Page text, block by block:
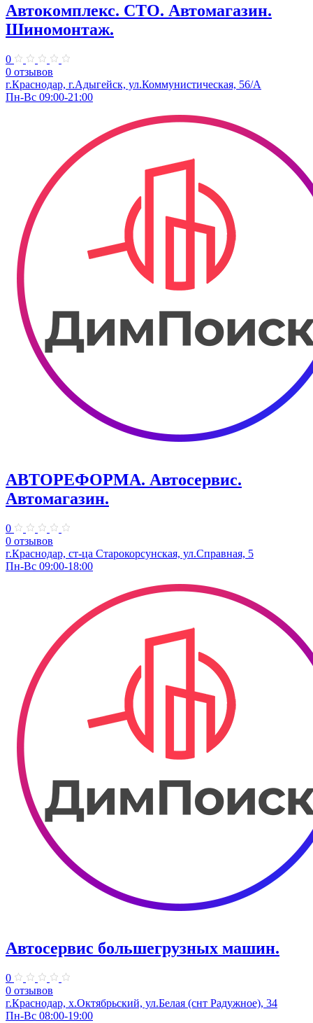
Автокомплекс. СТО. Автомагазин.
Шиномонтаж.
0
0 отзывов
г.Краснодар, г.Адыгейск, ул.Коммунистическая, 56/А
Пн-Вс 09:00-21:00
АВТОРЕФОРМА. Автосервис.
Автомагазин.
0
0 отзывов
г.Краснодар, ст-ца Старокорсунская, ул.Справная, 5
Пн-Вс 09:00-18:00
Автосервис большегрузных машин.
0
0 отзывов
г.Краснодар, х.Октябрьский, ул.Белая (снт Радужное), 34
Пн-Вс 08:00-19:00